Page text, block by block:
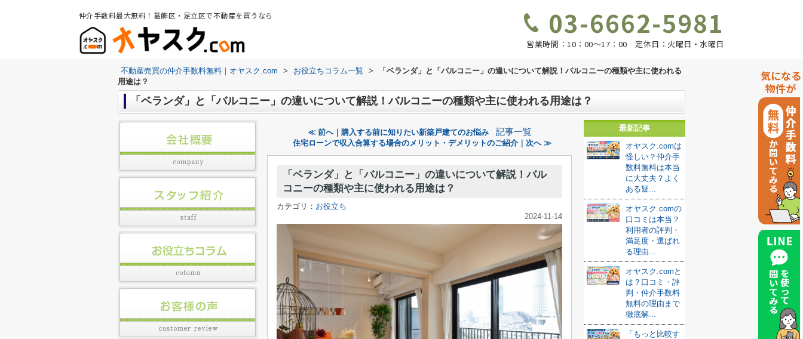
仲介手数料最大無料！葛飾区・足立区で不動産を買うなら 03-6662-5981
営業時間：10：00～17：00 定休日：火曜日・水曜日
不動産売買の仲介手数料無料｜オヤスク.com > お役立ちコラム一覧 >
「ベランダ」と「バルコニー」の違いについて解説！バルコニーの種類や主に使われる
用途は？
「ベランダ」と「バルコニー」の違いについて解説！バルコニーの種類や主に使われる用途は？
≪ 前へ｜購入する前に知りたい新築戸建てのお悩み 記事一覧
住宅ローンで収入合算する場合のメリット・デメリットのご紹介｜次へ ≫
「ベランダ」と「バルコニー」の違いについて解説！バル
コニーの種類や主に使われる用途は？
カテゴリ： お役立ち
2024-11-14
最新記事
オヤスク.comは
怪しい？仲介手
数料無料は本当
に大丈夫？よく
ある疑...
オヤスク.comの
口コミは本当？
利用者の評判・
満足度・選ばれ
る理由...
オヤスク.comと
は？口コミ・評
判・仲介手数料
無料の理由まで
徹底解...
「もっと比較す
気になる
物件が